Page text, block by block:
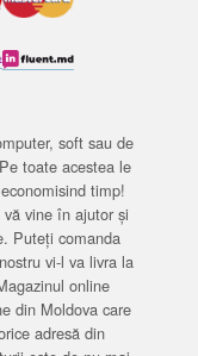
soft sau de
toate acestea le
timp!
vine în ajutor și
Puteți comanda
vi-l va livra la
online
din Moldova care
adresă din